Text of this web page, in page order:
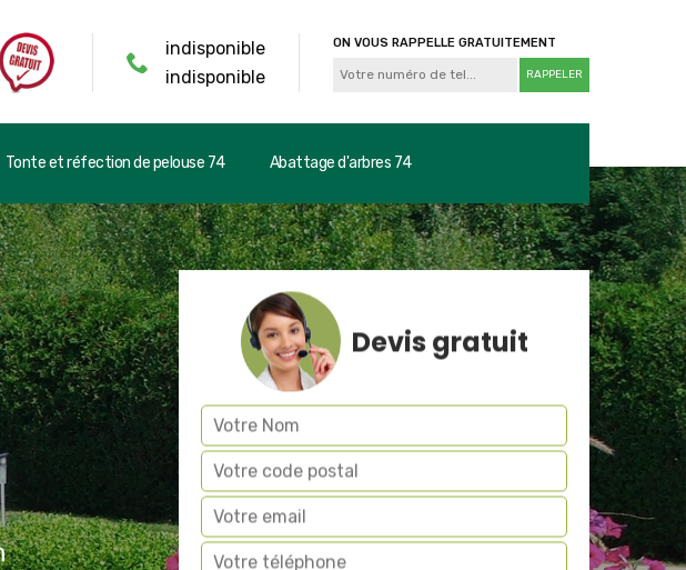
indisponible
indisponible
ON VOUS RAPPELLE GRATUITEMENT
Tonte et réfection de pelouse 74 Abattage d'arbres 74
Devis gratuit